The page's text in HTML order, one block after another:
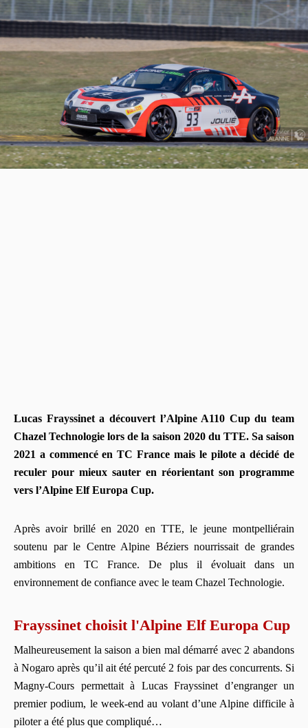
Lucas Frayssinet a découvert l’Alpine A110 Cup du team
Chazel Technologie lors de la saison 2020 du TTE. Sa saison
2021 a commencé en TC France mais le pilote a décidé de
reculer pour mieux sauter en réorientant son programme
vers l’Alpine Elf Europa Cup.
Après avoir brillé en 2020 en TTE, le jeune montpelliérain
soutenu par le Centre Alpine Béziers nourrissait de grandes
ambitions en TC France. De plus il évoluait dans un
environnement de confiance avec le team Chazel Technologie.
Frayssinet choisit l'Alpine Elf Europa Cup
Malheureusement la saison a bien mal démarré avec 2 abandons
àNogaro après qu’il ait étépercuté 2 fois par des concurrents. Si
Magny-Cours permettait à Lucas Frayssinet d’engranger un
premier podium, le week-end au volant d’une Alpine difficile à
piloter a été plus que compliqué…